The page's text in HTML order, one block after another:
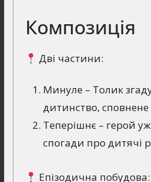
Композиція
Дві частини:
Минуле – Толик
дитинство,
Теперішнє – герой
спогади про дитячі
Епізодична побудова: